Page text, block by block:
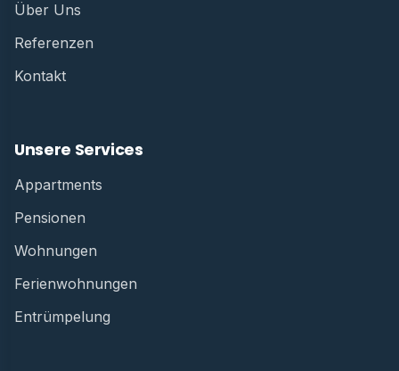
Über Uns
Referenzen
Kontakt
Unsere Services
Appartments
Pensionen
Wohnungen
Ferienwohnungen
Entrümpelung